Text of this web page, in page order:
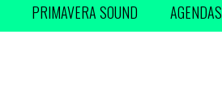
PRIMAVERA SOUND AGENDAS